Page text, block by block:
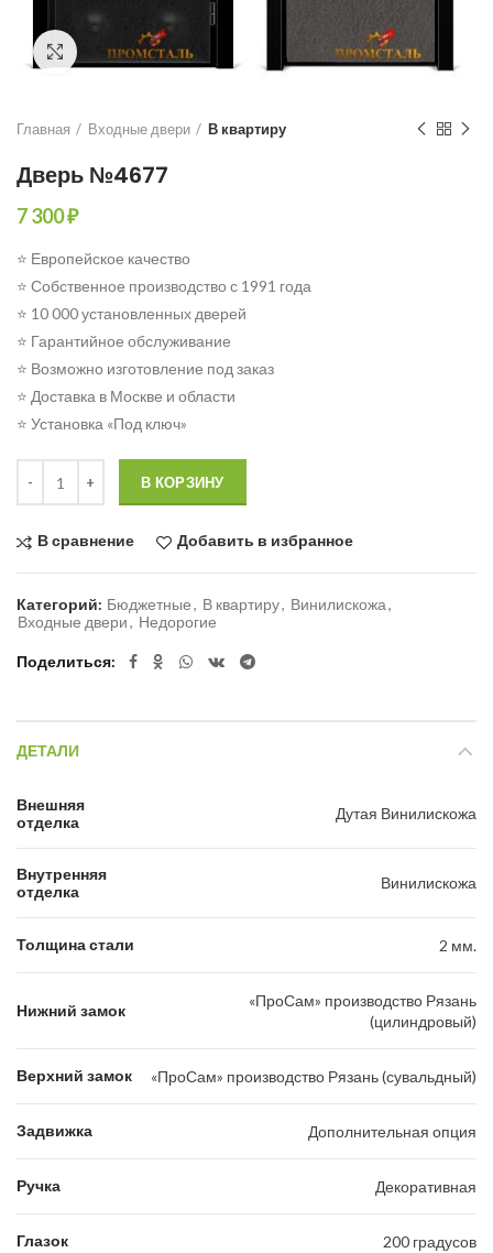
Click to enlarge
Главная Входные двери В квартиру
Дверь №4677
7 300₽
⭐ Европейское качество
⭐ Собственное производство с 1991 года
⭐ 10 000 установленных дверей
⭐ Гарантийное обслуживание
⭐ Возможно изготовление под заказ
⭐ Доставка в Москве и области
⭐ Установка «Под ключ»
В КОРЗИНУ
В сравнение Добавить в избранное
Категорий: Бюджетные, В квартиру, Винилискожа,
Входные двери, Недорогие
Поделиться
ДЕТАЛИ
Внешняя
отделка
Дутая Винилискожа
Внутренняя
отделка
Винилискожа
Толщина стали 2 мм.
Нижний замок
«ПроСам» производство Рязань
(цилиндровый)
Верхний замок «ПроСам» производство Рязань (сувальдный)
Задвижка Дополнительная опция
Ручка Декоративная
Глазок 200 градусов